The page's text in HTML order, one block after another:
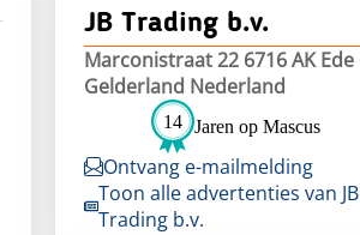
JB Trading b.v.
Marconistraat 22 6716 AK Ede
Gelderland Nederland
14 Jaren op Mascus
Ontvang e-mailmelding
Toon alle advertenties van JB
Trading b.v.